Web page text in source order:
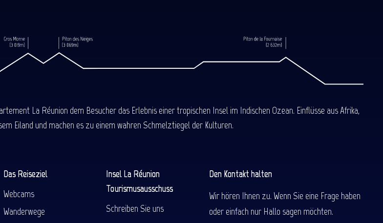
La Réunion dem Besucher das Erlebnis einer tropischen Insel im Indischen Ozean. Einflüsse aus Afrika,
Eiland und machen es zu einem wahren Schmelztiegel der Kulturen.
Das Reiseziel
Webcams
Wanderwege
Insel La Réunion
Tourismusausschuss
Schreiben Sie uns
Den Kontakt halten
Wir hören Ihnen zu. Wenn Sie eine Frage haben
oder einfach nur Hallo sagen möchten.